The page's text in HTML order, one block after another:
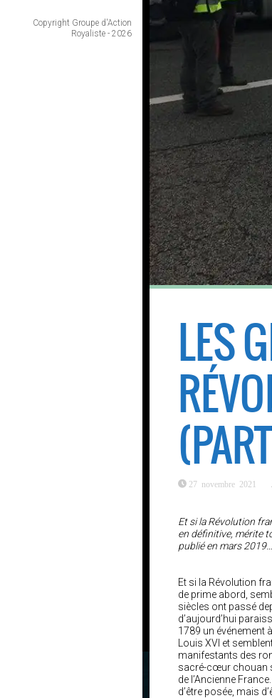
Copyright Groupe d'Action
Royaliste - 2026
LES
27 novembre 2021
Et si la Révolution
en définitive, mérite
publié en mars 2019…
Et si la Révolution
de prime abord,
siècles ont passé
d’aujourd’hui
1789 un événement
Louis XVI et
manifestants des
sacré-cœur chouan
de l’Ancienne
d’être posée, mais